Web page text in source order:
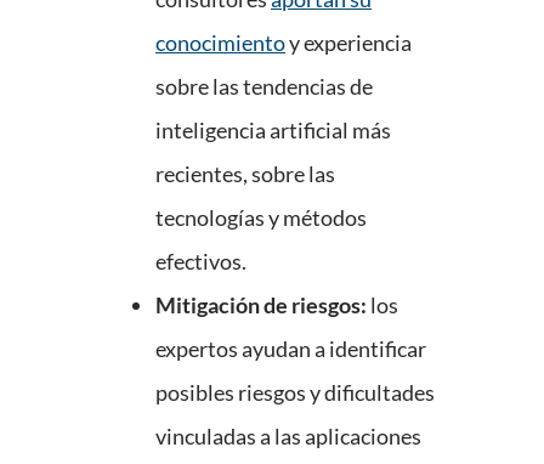
conocimientoy experiencia
sobre las tendencias de
inteligencia artificial más
recientes, sobre las
tecnologías y métodos
efectivos.
Mitigación de riesgos: los
expertos ayudan a identificar
posibles riesgos y dificultades
vinculadas a las aplicaciones